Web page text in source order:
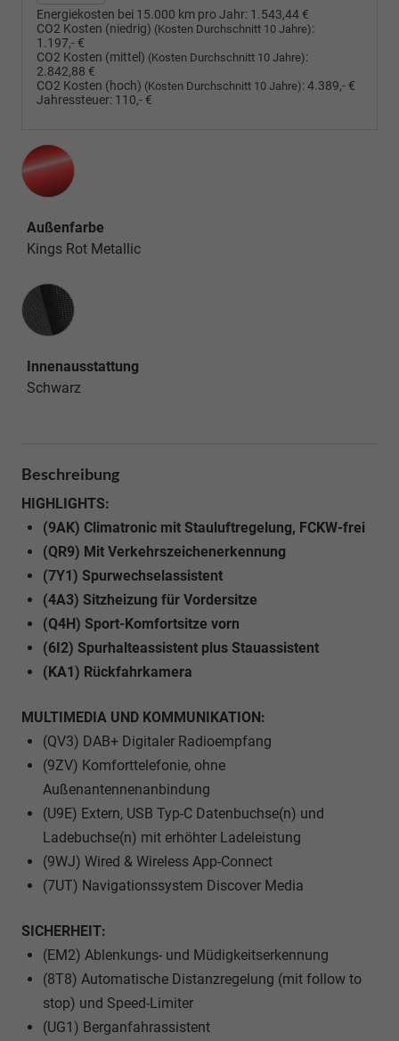
Energiekosten bei 15.000 km pro Jahr: 1.543,44 €
CO2 Kosten (niedrig) (Kosten Durchschnitt 10 Jahre):
1.197,- €
CO2 Kosten (mittel) (Kosten Durchschnitt 10 Jahre):
2.842,88 €
CO2 Kosten (hoch) (Kosten Durchschnitt 10 Jahre):4.389,- €
Jahressteuer: 110,- €
Außenfarbe
Kings Rot Metallic
Innenausstattung
Innenausstattung
Schwarz
Beschreibung
HIGHLIGHTS:
(9AK) Climatronic mit Stauluftregelung, FCKW-frei
(QR9) Mit Verkehrszeichenerkennung
(7Y1) Spurwechselassistent
(4A3) Sitzheizung für Vordersitze
(Q4H) Sport-Komfortsitze vorn
(6I2) Spurhalteassistent plus Stauassistent
(KA1) Rückfahrkamera
MULTIMEDIA UND KOMMUNIKATION:
(QV3) DAB+ Digitaler Radioempfang
(9ZV) Komforttelefonie, ohne
Außenantennenanbindung
(U9E) Extern, USB Typ-C Datenbuchse(n) und
Ladebuchse(n) mit erhöhter Ladeleistung
(9WJ) Wired & Wireless App-Connect
(7UT) Navigationssystem Discover Media
SICHERHEIT:
(EM2) Ablenkungs- und Müdigkeitserkennung
(8T8) Automatische Distanzregelung (mit follow to
stop) und Speed-Limiter
(UG1) Berganfahrassistent